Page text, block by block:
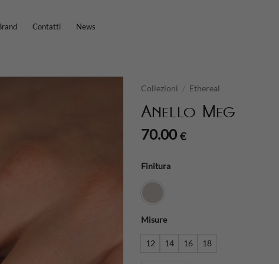
Contatti News
Collezioni / Ethereal
Anello Meg
70.00 €
Finitura
Misure
12 14 16 18